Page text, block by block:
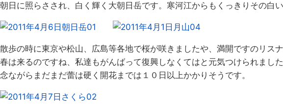
朝日に照らさされ、白く輝く大朝日岳です。寒河江からもくっきりその白
散歩の時に東京や松山、広島等各地で桜が咲きましたや、満開ですのリス
春は来るのですね、私達もがんばって復興しなくてはと元気つけられま
念ながらまだまだ蕾は硬く開花までは１０日以上かかりそうです。